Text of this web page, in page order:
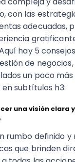
con las
adecuadas,
hay 5
de negocios,
un poco más
en subtítulos h3:
una visión clara
rumbo definido y
que brinden